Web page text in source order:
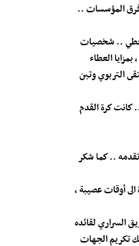
فرق المؤسسات ..
.. شخصيات
العطاء
التربوي وتبن
كانت كرة القدم
تقدمه .. كما شكر
أوقات عصيبة ،
السراري لقائده
تكريم الجهات